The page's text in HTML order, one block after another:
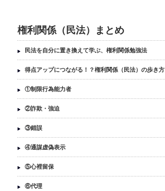
権利関係（民法）まとめ
民法を自分に置き換えて学ぶ、権利関係勉強法
得点アップにつながる！？権利関係（民法）の歩き方
①制限行為能力者
②詐欺・強迫
③錯誤
④通謀虚偽表示
⑤心裡留保
⑥代理